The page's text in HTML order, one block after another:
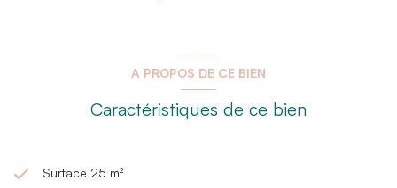
A PROPOS DE CE BIEN
Caractéristiques de ce bien
Surface 25 m²